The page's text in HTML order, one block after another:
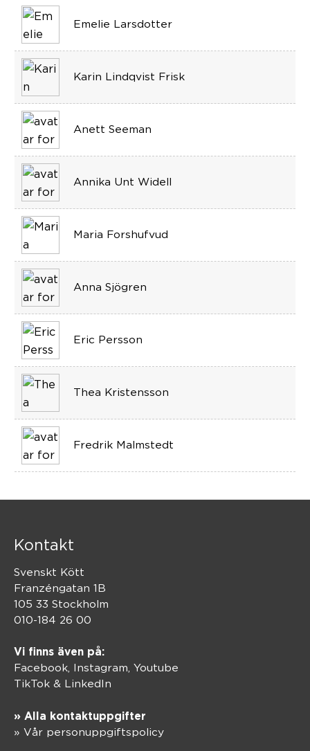
Emelie Larsdotter
Karin Lindqvist Frisk
Anett Seeman
Annika Unt Widell
Maria Forshufvud
Anna Sjögren
Eric Persson
Thea Kristensson
Fredrik Malmstedt
Kontakt
Svenskt Kött
Franzéngatan 1B
105 33 Stockholm
010-184 26 00
Vi finns även på:
Facebook, Instagram, Youtube
TikTok & LinkedIn
» Alla kontaktuppgifter
» Vår personuppgiftspolicy